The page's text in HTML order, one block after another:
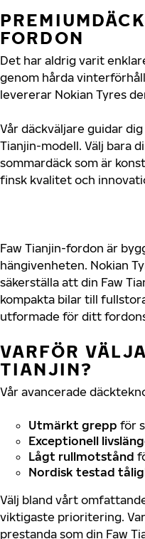
FORDON
Det har aldrig varit
genom hårda
levererar Nokian Tyres
Vår däckväljare guidar
Tianjin-modell. Välj bara
sommardäck som är
finsk kvalitet och
Faw Tianjin-fordon är
hängivenheten. Nokian
säkerställa att din Faw
kompakta bilar till
utformade för ditt
VARFÖR
TIANJIN?
Vår avancerade
Utmärkt grepp för
Exceptionell
Lågt rullmotstånd
Nordisk testad
Välj bland vårt
viktigaste prioritering.
prestanda som din Faw